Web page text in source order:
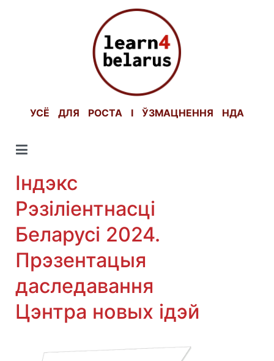
УСЁ ДЛЯ РОСТА І ЎЗМАЦНЕННЯ НДА
Індэкс
Рэзіліентнасці
Беларусі 2024.
Прэзентацыя
даследавання
Цэнтра новых ідэй